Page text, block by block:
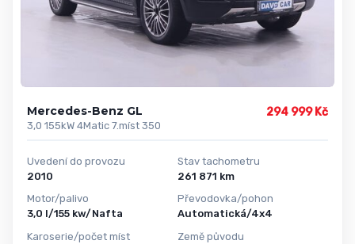
Mercedes-Benz GL
3,0 155kW 4Matic 7.míst 350
294 999 Kč
Uvedení do provozu
2010
Motor/palivo
3,0 l/155 kw/Nafta
Karoserie/počet míst
Stav tachometru
261 871 km
Převodovka/pohon
Automatická/4x4
Země původu